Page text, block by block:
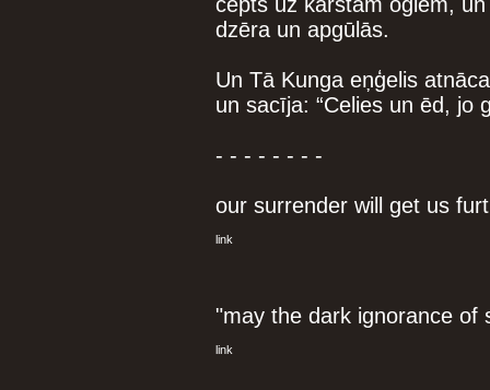
dzēra un apgūlās.
Un Tā Kunga eņģelis
un sacīja: “Celies un ēd, jo
- - - - - - - -
our surrender will get us
link
"may the dark ignorance of
link